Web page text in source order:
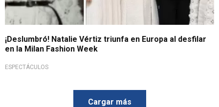
¡Deslumbró! Natalie Vértiz triunfa en Europa al desfilar
en la Milan Fashion Week
ESPECTÁCULOS
Cargar más